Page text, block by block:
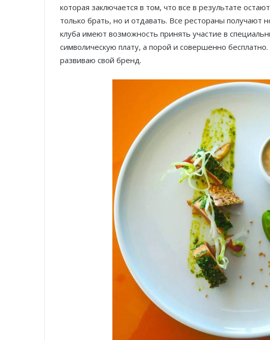
которая заключается в том, что все в результате
только брать, но и отдавать. Все рестораны получают
клуба имеют возможность принять участие в
символическую плату, а порой и совершенно
развиваю свой бренд.